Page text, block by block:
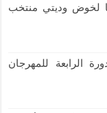
يستدعي 30 لاعبا لخوض وديتي منتخب
الرابعة للمهرجان